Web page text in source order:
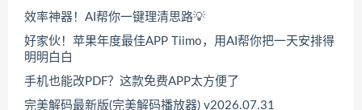
效率神器！AI帮你一键理清思路💡
好家伙！苹果年度最佳APP Tiimo，用AI帮你把一天安排得
明明白白
手机也能改PDF？这款免费APP太方便了
完美解码最新版(完美解码播放器) v2026.07.31